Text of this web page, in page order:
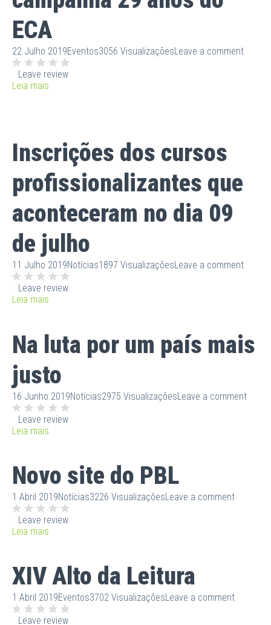
ECA
22 Julho 2019Eventos3056 VisualizaçõesLeave a comment
Leave review
Leia mais
Inscrições dos cursos
profissionalizantes que
aconteceram no dia 09
de julho
11 Julho 2019Notícias1897 VisualizaçõesLeave a comment
Leave review
Leia mais
Na luta por um país mais
justo
16 Junho 2019Notícias2975 VisualizaçõesLeave a comment
Leave review
Leia mais
Novo site do PBL
1 Abril 2019Notícias3226 VisualizaçõesLeave a comment
Leave review
Leia mais
XIV Alto da Leitura
1 Abril 2019Eventos3702 VisualizaçõesLeave a comment
Leave review